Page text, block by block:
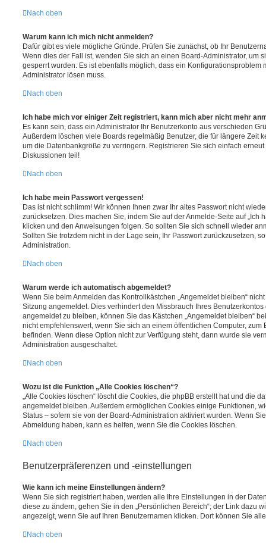
Nach oben
Warum kann ich mich nicht anmelden?
Dafür gibt es viele mögliche Gründe. Prüfen Sie zunächst, ob Ihr
Wenn dies der Fall ist, wenden Sie sich an einen Board-Administrator, um
gesperrt wurden. Es ist ebenfalls möglich, dass ein Konfigurationsproblem
Administrator lösen muss.
Nach oben
Ich habe mich vor einiger Zeit registriert, kann mich aber nicht mehr
Es kann sein, dass ein Administrator Ihr Benutzerkonto aus verschieden
Außerdem löschen viele Boards regelmäßig Benutzer, die für längere Zeit
um die Datenbankgröße zu verringern. Registrieren Sie sich einfach
Diskussionen teil!
Nach oben
Ich habe mein Passwort vergessen!
Das ist nicht schlimm! Wir können Ihnen zwar Ihr altes Passwort nicht
zurücksetzen. Dies machen Sie, indem Sie auf der Anmelde-Seite auf „Ich
klicken und den Anweisungen folgen. So sollten Sie sich schnell wieder
Sollten Sie trotzdem nicht in der Lage sein, Ihr Passwort zurückzusetzen,
Administration.
Nach oben
Warum werde ich automatisch abgemeldet?
Wenn Sie beim Anmelden das Kontrollkästchen „Angemeldet bleiben“
Sitzung angemeldet. Dies verhindert den Missbrauch Ihres
angemeldet zu bleiben, können Sie das Kästchen „Angemeldet bleiben“
nicht empfehlenswert, wenn Sie sich an einem öffentlichen Computer, zum
befinden. Wenn diese Option nicht zur Verfügung steht, dann wurde sie
Administration ausgeschaltet.
Nach oben
Wozu ist die Funktion „Alle Cookies löschen“?
„Alle Cookies löschen“ löscht die Cookies, die phpBB erstellt hat und die
angemeldet bleiben. Außerdem ermöglichen Cookies einige Funktionen,
Status – sofern sie von der Board-Administration aktiviert wurden. Wenn
Abmeldung haben, kann es helfen, wenn Sie die Cookies löschen.
Nach oben
Benutzerpräferenzen und -einstellungen
Wie kann ich meine Einstellungen ändern?
Wenn Sie sich registriert haben, werden alle Ihre Einstellungen in der
diese zu ändern, gehen Sie in den „Persönlichen Bereich“; der Link dazu
angezeigt, wenn Sie auf Ihren Benutzernamen klicken. Dort können Sie
Nach oben